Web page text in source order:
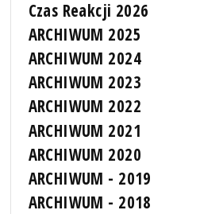
Czas Reakcji 2026
ARCHIWUM 2025
ARCHIWUM 2024
ARCHIWUM 2023
ARCHIWUM 2022
ARCHIWUM 2021
ARCHIWUM 2020
ARCHIWUM - 2019
ARCHIWUM - 2018